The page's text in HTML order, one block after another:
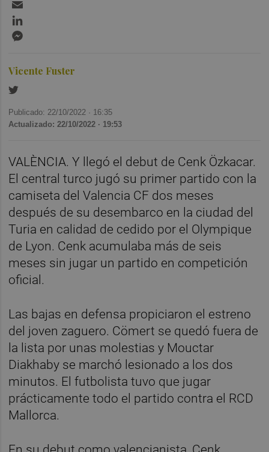
Vicente Fuster
Publicado: 22/10/2022 · 16:35
Actualizado: 22/10/2022 · 19:53
VALÈNCIA. Y llegó el debut de Cenk Özkacar.
El central turco jugó su primer partido con la
camiseta del Valencia CF dos meses
después de su desembarco en la ciudad del
Turia en calidad de cedido por el Olympique
de Lyon. Cenk acumulaba más de seis
meses sin jugar un partido en competición
oficial.
Las bajas en defensa propiciaron el estreno
del joven zaguero. Cömert se quedó fuera de
la lista por unas molestias y Mouctar
Diakhaby se marchó lesionado a los dos
minutos. El futbolista tuvo que jugar
prácticamente todo el partido contra el RCD
Mallorca.